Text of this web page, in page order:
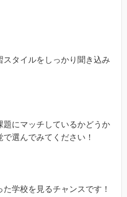
タイルをしっかり聞き込み
題にマッチしているかどうか
選んでみてください！
学校を見るチャンスです！